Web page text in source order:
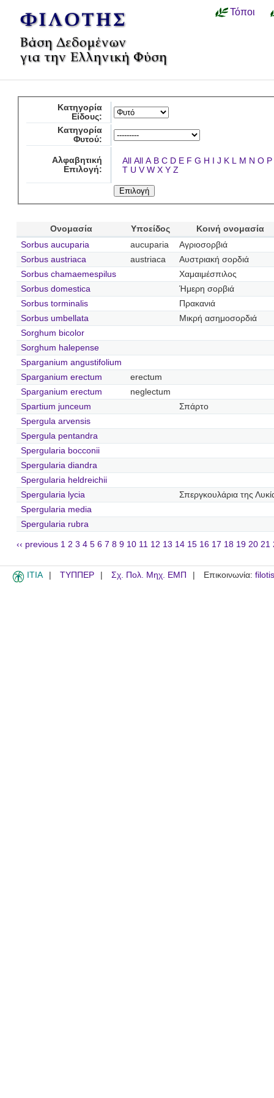
Τόποι
Κατηγορία
Είδους:
Κατηγορία
Φυτού:
Αλφαβητική
Επιλογή:
All All A B C D E F G H I J K L M N O P
T U V W X Y Z
Ονομασία Υποείδος
Κοινή ονομασία
Sorbus aucuparia
aucuparia
Αγριοσορβιά
Sorbus austriaca
austriaca
Αυστριακή σορδιά
Sorbus chamaemespilus
Χαμαιμέσπιλος
Sorbus domestica
Ήμερη σορβιά
Sorbus torminalis
Πρακανιά
Sorbus umbellata
Μικρή ασημοσορδιά
Sorghum bicolor
Sorghum halepense
Sparganium angustifolium
Sparganium erectum
erectum
Sparganium erectum
neglectum
Spartium junceum
Σπάρτο
Spergula arvensis
Spergula pentandra
Spergularia bocconii
Spergularia diandra
Spergularia heldreichii
Spergularia lycia
Σπεργκουλάρια της
Spergularia media
Spergularia rubra
‹‹ previous 1 2 3 4 5 6 7 8 9 10 11 12 13 14 15 16 17 18 19 20 21
ITIA ΤΥΠΠΕΡ Σχ. Πολ. Μηχ. ΕΜΠ Επικοινωνία: